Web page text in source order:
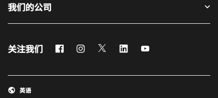
我们的公司
关注我们 FacebookInstagram
Twitter LinkedIn
英语